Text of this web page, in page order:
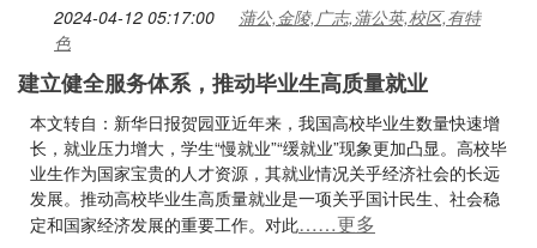
2024-04-12 05:17:00
蒲公,金陵,广志,蒲公英,校区,有特
色
建立健全服务体系，推动毕业生高质量就业
本文转自：新华日报贺园亚近年来，我国高校毕业生数量快速增
长，就业压力增大，学生“慢就业”“缓就业”现象更加凸显。高校毕
业生作为国家宝贵的人才资源，其就业情况关乎经济社会的长远
发展。推动高校毕业生高质量就业是一项关乎国计民生、社会稳
定和国家经济发展的重要工作。对此……更多